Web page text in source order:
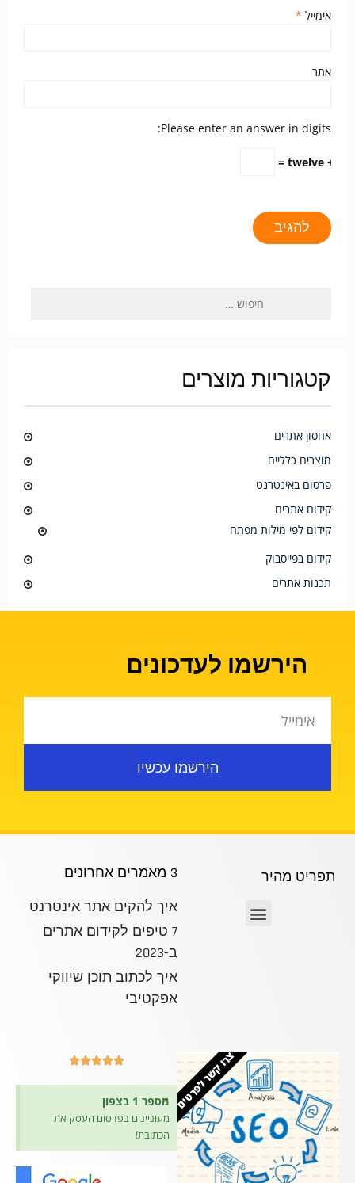
אימייל *
אתר
Please enter an answer in digits:
קטגוריות מוצרים
אחסון אתרים
מוצרים כלליים
פרסום באינטרנט
קידום אתרים
קידום לפי מילות מפתח
קידום בפייסבוק
תכנות אתרים
הירשמו לעדכונים
הירשמו עכשיו
תפריט מהיר
3 מאמרים אחרונים
איך להקים אתר אינטרנט
7 טיפים לקידום אתרים
ב-2023
איך לכתוב תוכן שיווקי
אפקטיבי
צרו קשר לפרטים 




מספר 1 בצפון
מעוניינים בפרסום העסק את
הכתובת!
×